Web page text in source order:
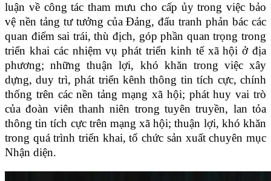
luận về công táctham mưu cho cấp ủytrong việc bảo
vệ nền tảng tư tưởng của Đảng, đấu tranh phản bác các
quan điểm sai trái, thù địch, góp phần quan trọng trong
triển khai các nhiệm vụ phát triển kinh tế xã hội ở địa
phương; những thuận lợi, khó khăn trong việc xây
dựng, duy trì, phát triển kênh thông tin tích cực, chính
thống trên các nền tảng mạng xã hội; phát huy vai trò
của đoàn viên thanh niên trong tuyên truyền, lan tỏa
thông tin tích cực trên mạng xã hội; thuận lợi, khó khăn
trong quá trình triển khai, tổ chức sản xuất chuyên mục
Nhận diện.